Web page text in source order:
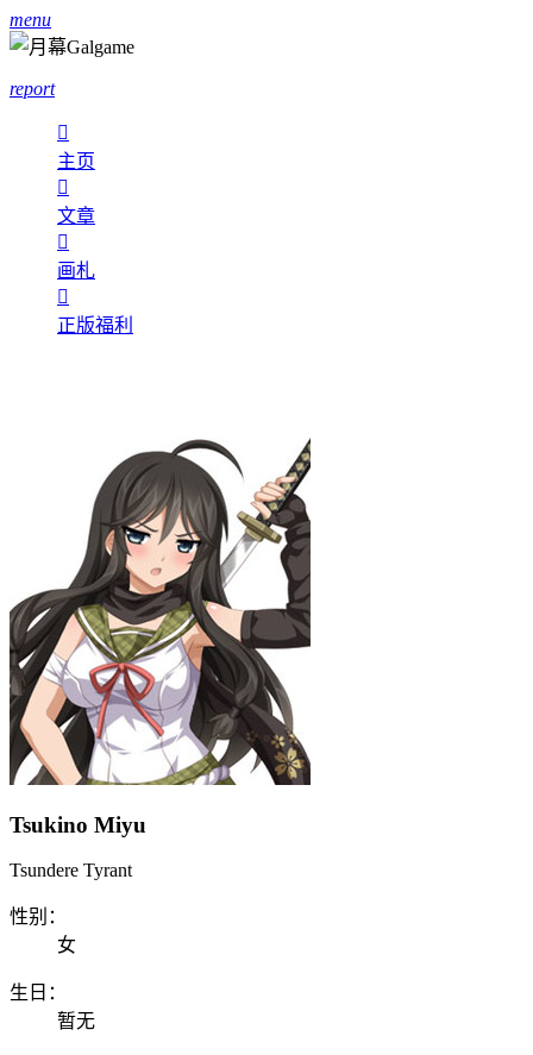
menu
report

主页

文章

画札

正版福利
Tsukino Miyu
Tsundere Tyrant
性别：
女
生日：
暂无